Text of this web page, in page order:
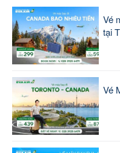
Vé
tại
Vé